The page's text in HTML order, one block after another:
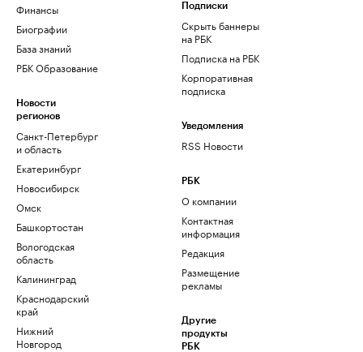
Финансы
Биографии
База знаний
РБК Образование
Новости
регионов
Санкт-Петербург
и область
Екатеринбург
Новосибирск
Омск
Башкортостан
Вологодская
область
Калининград
Краснодарский
край
Нижний
Новгород
Подписки
Скрыть баннеры
на РБК
Подписка на РБК
Корпоративная
подписка
Уведомления
RSS Новости
РБК
О компании
Контактная
информация
Редакция
Размещение
рекламы
Другие
продукты
РБК